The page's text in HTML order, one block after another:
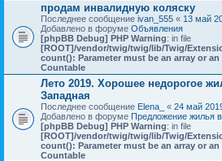
продам инвалидную коляску
Последнее сообщение ivan_555 « 13 май
Добавлено в форуме Объявления
[phpBB Debug] PHP Warning: in file
[ROOT]/vendor/twig/twig/lib/Twig/
count(): Parameter must be an array or
Countable
Лето 2019. Хорошее недорогое
Западная
Последнее сообщение Elena_ « 24 май
Добавлено в форуме Предложение жилья
[phpBB Debug] PHP Warning: in file
[ROOT]/vendor/twig/twig/lib/Twig/
count(): Parameter must be an array or
Countable